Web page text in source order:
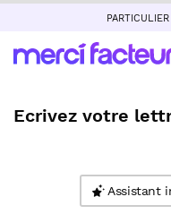
particulier
Ecrivez votre
Assistant